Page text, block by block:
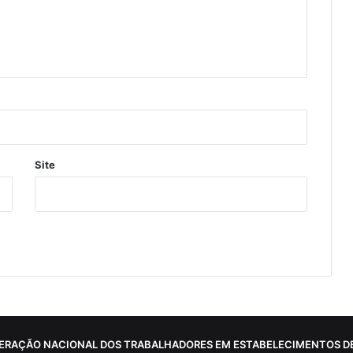
Site
NACIONAL DOS TRABALHADORES EM ESTABELECIMENTOS